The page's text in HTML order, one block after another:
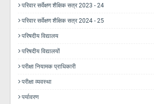
परिवार सर्वेक्षण शैक्षिक सत्र 2023 - 24
परिवार सर्वेक्षण शैक्षिक सत्र 2024 - 25
परिषदीय विद्यालय
परिषदीय विद्यालयों
परीक्षा नियामक प्राधिकारी
परीक्षा व्यवस्था
पर्यावरण